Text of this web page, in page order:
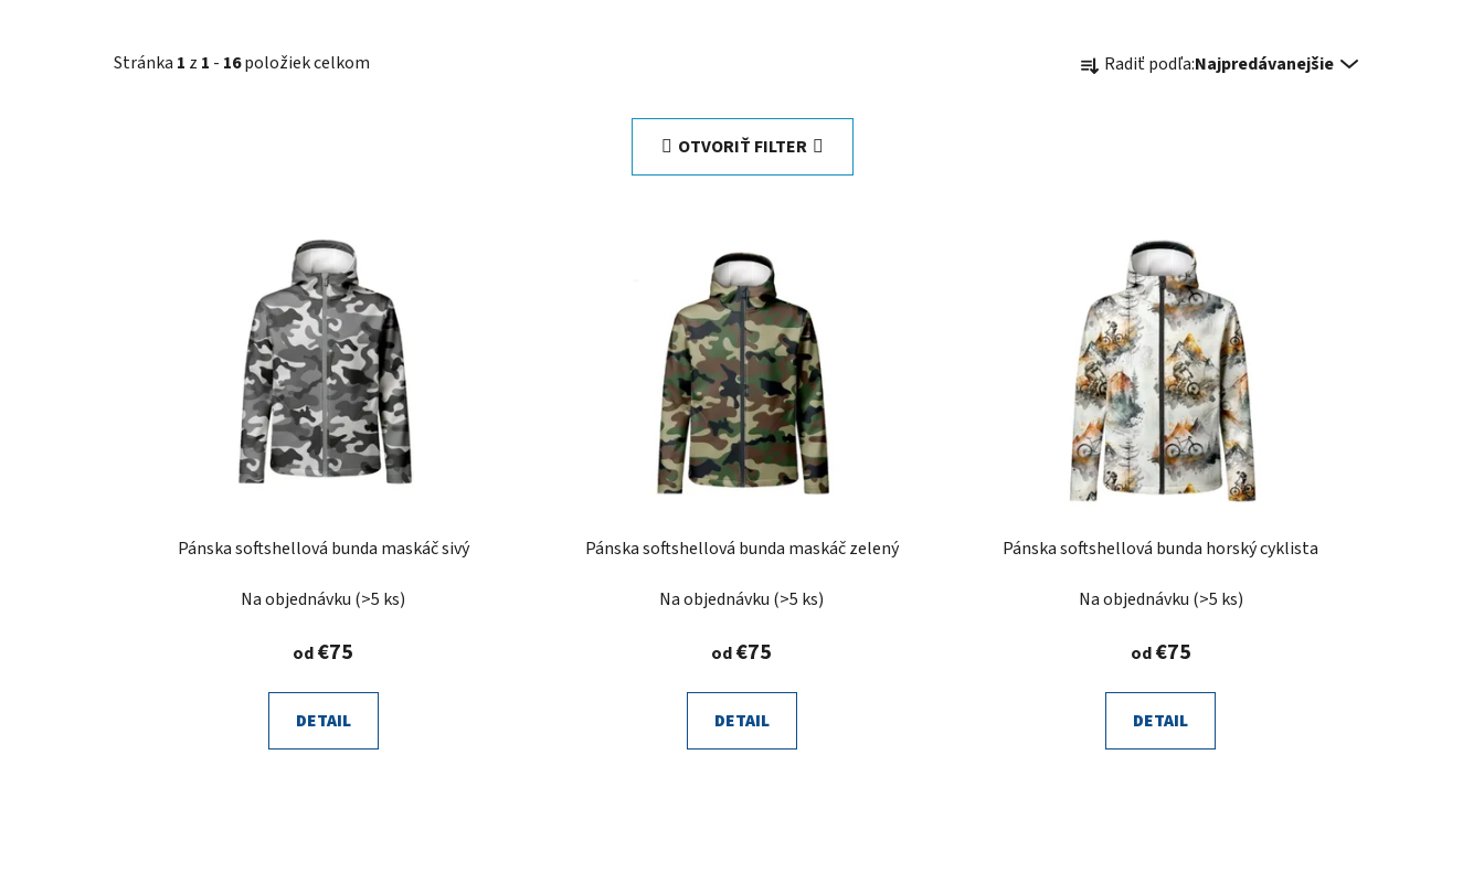
Stránka 1 z 1 - 16položiek celkom a
o
d
u
k
t
o
v
Radiť podľa:Najpredávanejšie
OTVORIŤ FILTER
Pánska softshellová bunda maskáč sivý
Na objednávku (>5 ks)
od€75
DETAIL
Pánska softshellová bunda maskáč zelený
Na objednávku (>5 ks)
od€75
DETAIL
Pánska softshellová bunda horský cyklista
Na objednávku (>5 ks)
od€75
DETAIL